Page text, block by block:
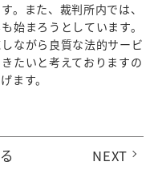
。また、裁判所内では、
始まろうとしています。
ながら良質な法的サービ
たいと考えておりますの
ます。
NEXT